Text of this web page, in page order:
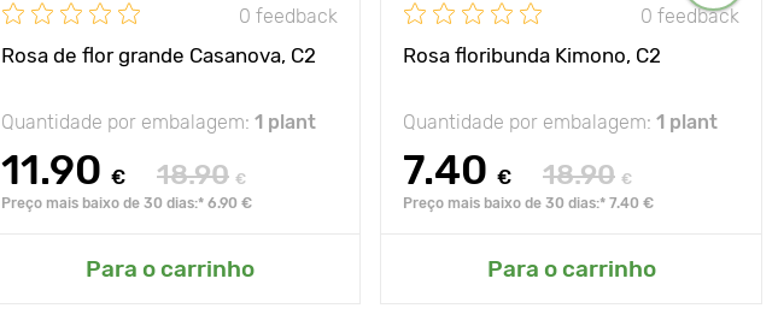
0 feedback
Rosa de flor grande Casanova, C2
Quantidade por embalagem: 1 plant
11.90 € 18.90 €
Preço mais baixo de 30 dias:* 6.90 €
Para o carrinho
0 feedback
Rosa floribunda Kimono, C2
Quantidade por embalagem: 1 plant
7.40 € 18.90 €
Preço mais baixo de 30 dias:* 7.40 €
Para o carrinho